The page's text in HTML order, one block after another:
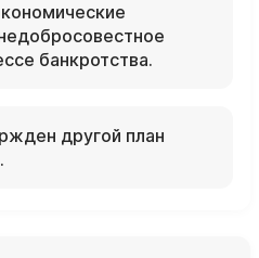
банкротства.
другой план